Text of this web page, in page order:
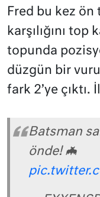
Fred bu kez ön
karşılığını top
topunda
düzgün bir
fark 2’ye çıktı.
Batsman
önde! 🦇